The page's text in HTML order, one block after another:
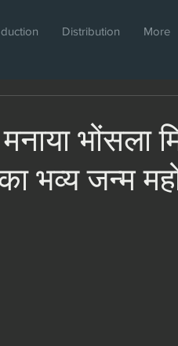
Distribution More
भोंसला
भव्य जन्म